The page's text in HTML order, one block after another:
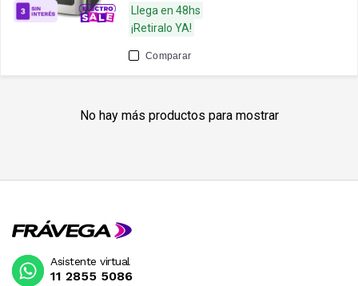
Llega en 48hs
¡Retiralo YA!
Comparar
No hay más productos para mostrar
Asistente virtual
11 2855 5086